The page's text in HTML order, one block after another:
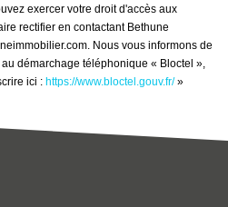
exercer votre droit d'accès aux
rectifier en contactant Bethune
Nous vous informons de
démarchage téléphonique « Bloctel »,
ici : https://www.bloctel.gouv.fr/»